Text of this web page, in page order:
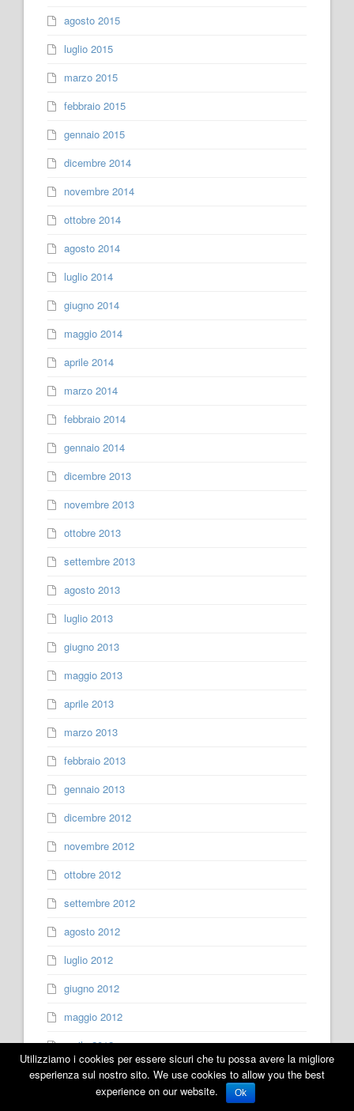
agosto 2015
luglio 2015
marzo 2015
febbraio 2015
gennaio 2015
dicembre 2014
novembre 2014
ottobre 2014
agosto 2014
luglio 2014
giugno 2014
maggio 2014
aprile 2014
marzo 2014
febbraio 2014
gennaio 2014
dicembre 2013
novembre 2013
ottobre 2013
settembre 2013
agosto 2013
luglio 2013
giugno 2013
maggio 2013
aprile 2013
marzo 2013
febbraio 2013
gennaio 2013
dicembre 2012
novembre 2012
ottobre 2012
settembre 2012
agosto 2012
luglio 2012
giugno 2012
maggio 2012
aprile 2012
marzo 2012
febbraio 2012
Utilizziamo i cookies per essere sicuri che tu possa avere la migliore
esperienza sul nostro sito. We use cookies to allow you the best
experience on our website.
Ok